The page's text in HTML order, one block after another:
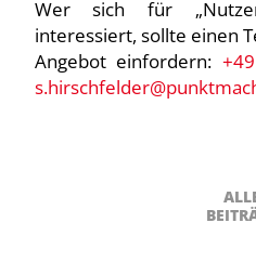
Wer sich für
interessiert, sollte einen
Angebot einfordern: